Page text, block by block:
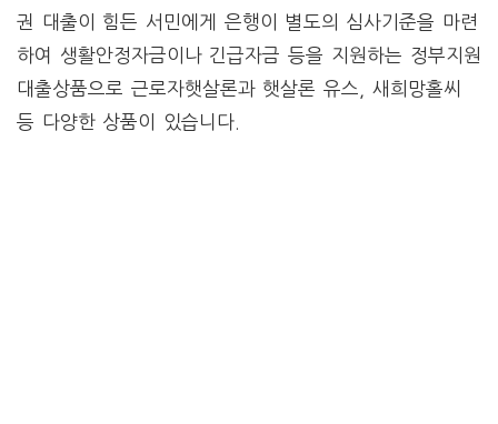
권 대출이 힘든 서민에게 은행이 별도의 심사기준을 마련
하여 생활안정자금이나 긴급자금 등을 지원하는 정부지원
대출상품으로 근로자햇살론과 햇살론 유스, 새희망홀씨
등 다양한 상품이 있습니다.